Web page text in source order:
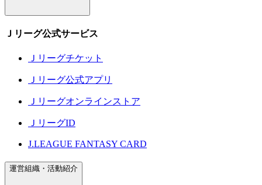
Ｊリーグ公式サービス
Ｊリーグチケット
Ｊリーグ公式アプリ
Ｊリーグオンラインストア
ＪリーグID
J.LEAGUE FANTASY CARD
運営組織・活動紹介